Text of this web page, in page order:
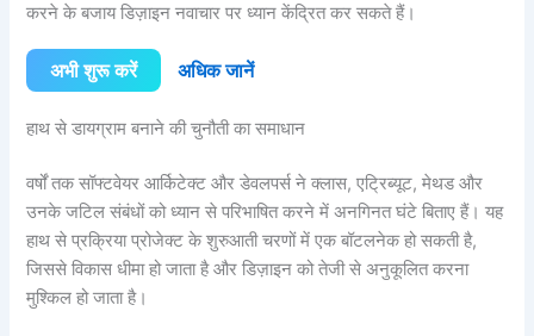
करने के बजाय डिज़ाइन नवाचार पर ध्यान केंद्रित कर सकते हैं।
अभी शुरू करें अधिक जानें
हाथ से डायग्राम बनाने की चुनौती का समाधान
वर्षों तक सॉफ्टवेयर आर्किटेक्ट और डेवलपर्स ने क्लास, एट्रिब्यूट, मेथड और
उनके जटिल संबंधों को ध्यान से परिभाषित करने में अनगिनत घंटे बिताए हैं। यह
हाथ से प्रक्रिया प्रोजेक्ट के शुरुआती चरणों में एक बॉटलनेक हो सकती है,
जिससे विकास धीमा हो जाता है और डिज़ाइन को तेजी से अनुकूलित करना
मुश्किल हो जाता है।